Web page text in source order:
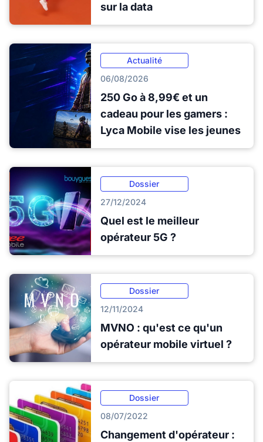
sur la data
Actualité
06/08/2026
250 Go à 8,99€ et un
cadeau pour les gamers :
Lyca Mobile vise les jeunes
Dossier
27/12/2024
Quel est le meilleur
opérateur 5G ?
Dossier
12/11/2024
MVNO : qu'est ce qu'un
opérateur mobile virtuel ?
Dossier
08/07/2022
Changement d'opérateur :